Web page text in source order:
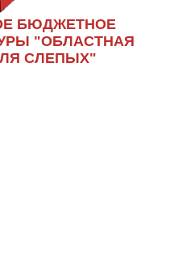
БЮДЖЕТНОЕ
"ОБЛАСТНАЯ
СЛЕПЫХ"